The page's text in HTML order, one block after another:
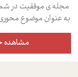
مجله ی موفقیت در
به عنوان موضوع محوری
سمی پرداخته است؛
گویی اختصاصی داشته
جامعه شناس در
مشاهده